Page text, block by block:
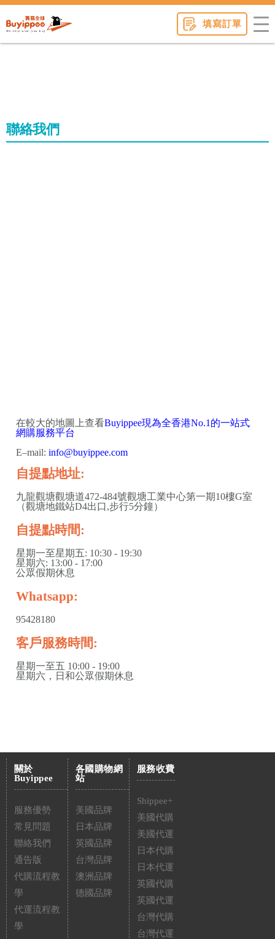
填寫訂單
聯絡我們
在較大的地圖上查看Buyippee現為全香港No.1的一站式
網購服務平台
E–mail: info@buyippee.com
自提點地址:
九龍觀塘觀塘道472-484號觀塘工業中心第一期10樓G室
（觀塘地鐵站D4出口,步行5分鐘）
自提點時間:
星期一至星期五: 10:30 - 19:30
星期六: 13:00 - 17:00
公眾假期休息
Whatsapp:
95428180
客戶服務時間:
星期一至五 10:00 - 19:00
星期六，日和公眾假期休息
關於
Buyippee
服務優勢
常見問題
聯絡我們
通告版
代購流程教
學
代運流程教
學
各國購物網
站
美國品牌
日本品牌
英國品牌
台灣品牌
澳洲品牌
德國品牌
服務收費
Shippee+
美國代購
美國代運
日本代購
日本代運
英國代購
英國代運
台灣代購
台灣代運